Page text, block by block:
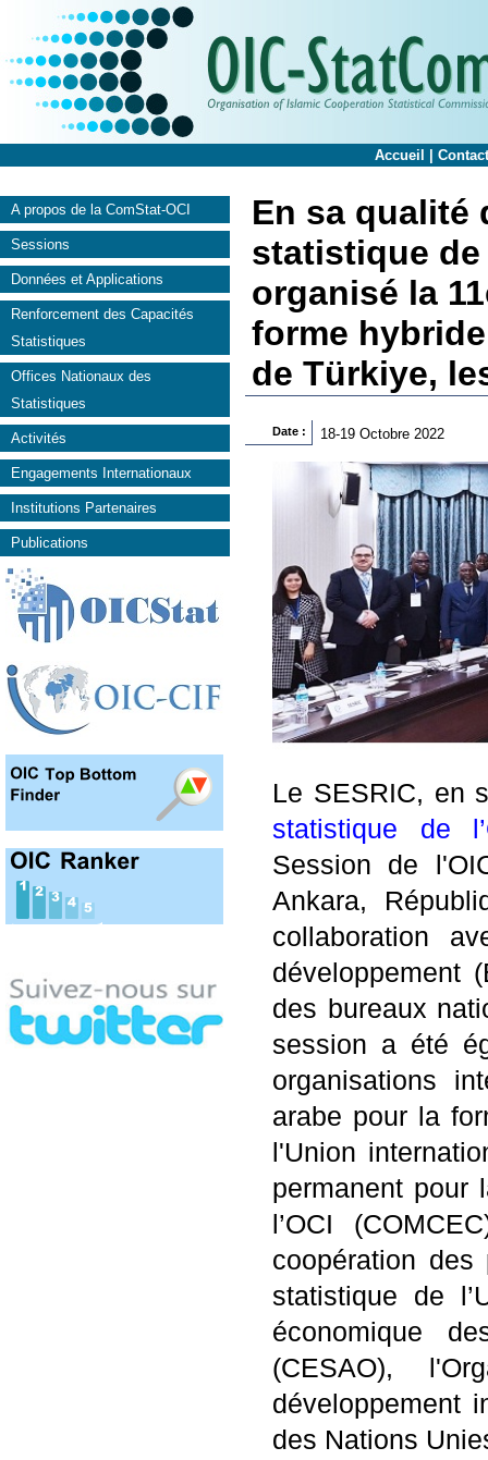
Accueil
A propos de la ComStat-OCI
Sessions
Données et Applications
Renforcement des Capacités
Statistiques
Offices Nationaux des
Statistiques
Activités
Engagements Internationaux
Institutions Partenaires
Publications
En sa qualité
statistique de
organisé la
forme
de Türkiye,
Date : 18-19 Octobre 2022
Le SESRIC, en
statistique de
Session de
Ankara,
collaboration
développement
des bureaux
session a été
organisations
arabe pour la
l'Union
permanent pour
l’OCI
coopération des
statistique de
économique
(CESAO),
développement
des Nations